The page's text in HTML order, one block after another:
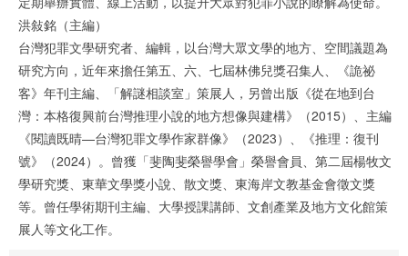
洪敍銘（主編）
台灣犯罪文學研究者、編輯，以台灣大眾文學的地方、空間議題為
研究方向，近年來擔任第五、六、七屆林佛兒獎召集人、《詭祕
客》年刊主編、「解謎相談室」策展人，另曾出版《從在地到台
灣：本格復興前台灣推理小說的地方想像與建構》（2015）、主編
《閱讀既晴—台灣犯罪文學作家群像》（2023）、《推理：復刊
號》（2024）。曾獲「斐陶斐榮譽學會」榮譽會員、第二屆楊牧文
學研究獎、東華文學獎小說、散文獎、東海岸文教基金會徵文獎
等。曾任學術期刊主編、大學授課講師、文創產業及地方文化館策
展人等文化工作。